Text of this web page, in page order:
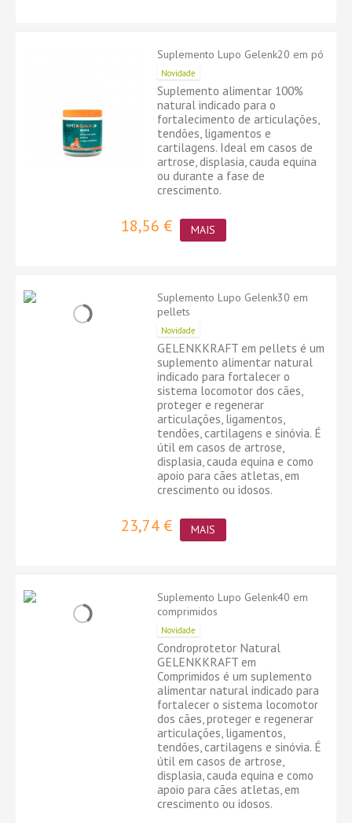
Suplemento Lupo Gelenk20 em pó
Novidade
Suplemento alimentar 100%
natural indicado para o
fortalecimento de articulações,
tendões, ligamentos e
cartilagens. Ideal em casos de
artrose, displasia, cauda equina
ou durante a fase de
crescimento.
18,56 € MAIS
Suplemento Lupo Gelenk30 em
pellets
Novidade
GELENKKRAFT em pellets é um
suplemento alimentar natural
indicado para fortalecer o
sistema locomotor dos cães,
proteger e regenerar
articulações, ligamentos,
tendões, cartilagens e sinóvia. É
útil em casos de artrose,
displasia, cauda equina e como
apoio para cães atletas, em
crescimento ou idosos.
23,74 € MAIS
Suplemento Lupo Gelenk40 em
comprimidos
Novidade
Condroprotetor Natural
GELENKKRAFT em
Comprimidos é um suplemento
alimentar natural indicado para
fortalecer o sistema locomotor
dos cães, proteger e regenerar
articulações, ligamentos,
tendões, cartilagens e sinóvia. É
útil em casos de artrose,
displasia, cauda equina e como
apoio para cães atletas, em
crescimento ou idosos.